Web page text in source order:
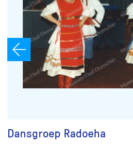
Dansgroep Radoeha